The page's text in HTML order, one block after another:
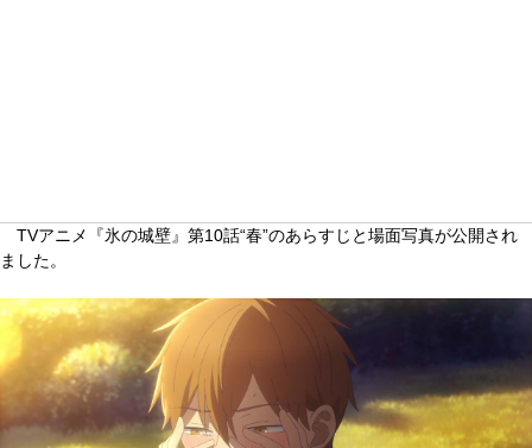
TVアニメ『氷の城壁』第10話“春”のあらすじと場面写真が公開され
ました。